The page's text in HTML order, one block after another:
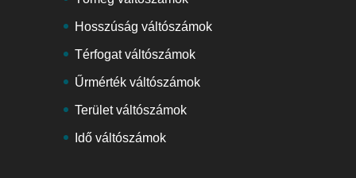
Hosszúság váltószámok
Térfogat váltószámok
Űrmérték váltószámok
Terület váltószámok
Idő váltószámok